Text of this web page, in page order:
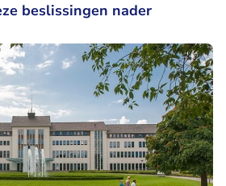
beslissingen nader